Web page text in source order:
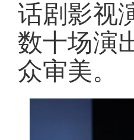
话剧影视
数十场演
众审美。